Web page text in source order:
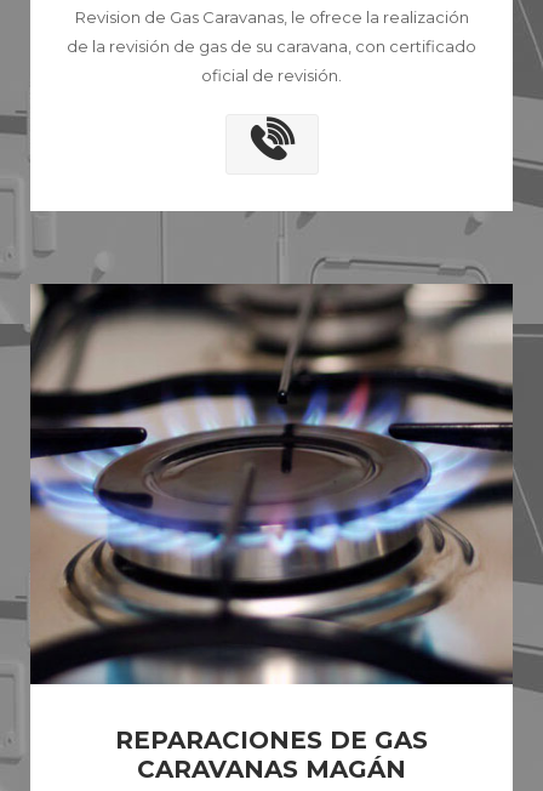
Revision de Gas Caravanas, le ofrece la realización
de la revisión de gas de su caravana, con certificado
oficial de revisión.
REPARACIONES DE GAS
CARAVANAS MAGÁN